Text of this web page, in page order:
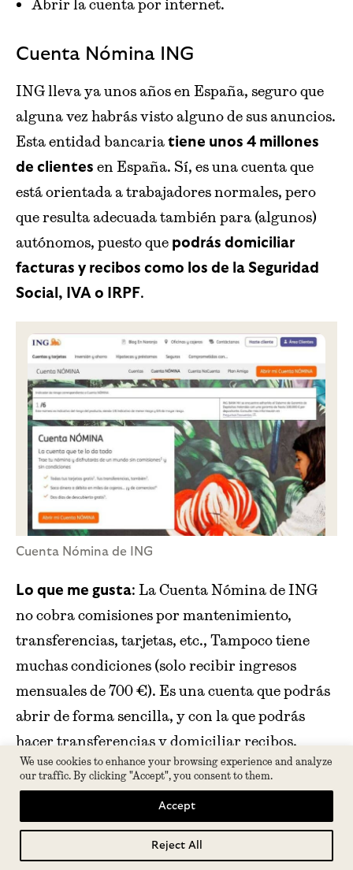
We use cookies to enhance your browsing experience and analyze
our traffic. By clicking "Accept", you consent to them.
Reject All
Accept
Abrir la cuenta por internet.
Cuenta Nómina ING
ING lleva ya unos años en España, seguro que
alguna vez habrás visto alguno de sus anuncios.
Esta entidad bancaria tiene unos 4 millones
de clientes en España. Sí, es una cuenta que
está orientada a trabajadores normales, pero
que resulta adecuada también para (algunos)
autónomos, puesto que podrás domiciliar
facturas y recibos como los de la Seguridad
Social, IVA o IRPF.
Cuenta Nómina de ING
Lo que me gusta: La Cuenta Nómina de ING
no cobra comisiones por mantenimiento,
transferencias, tarjetas, etc., Tampoco tiene
muchas condiciones (solo recibir ingresos
mensuales de 700 €). Es una cuenta que podrás
abrir de forma sencilla, y con la que podrás
hacer transferencias y domiciliar recibos.
Lo que no me gusta tanto: Pues bien, se trata
de una cuenta simple y que no está pensada
para empresas (solo podrían usarla los
autónomos). Tampoco podrías tener un TPV o